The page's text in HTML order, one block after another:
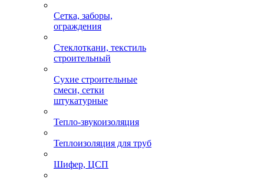
Сетка, заборы,
ограждения
Стеклоткани, текстиль
строительный
Сухие строительные
смеси, сетки
штукатурные
Тепло-звукоизоляция
Теплоизоляция для труб
Шифер, ЦСП